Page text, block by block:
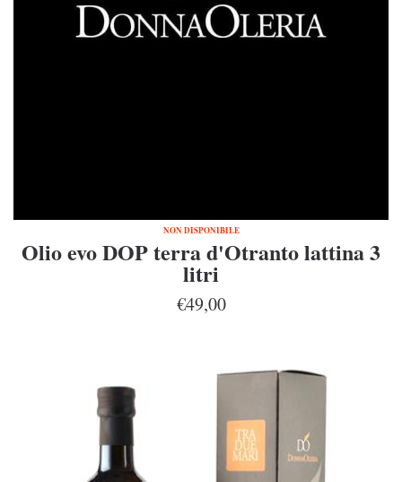
NON DISPONIBILE
Olio evo DOP terra d'Otranto lattina 3
litri
€49,00